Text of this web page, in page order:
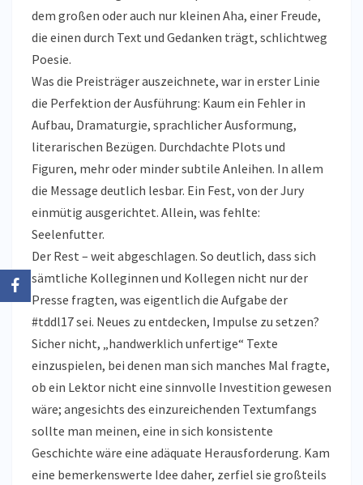
dem großen oder auch nur kleinen Aha, einer Freude,
die einen durch Text und Gedanken trägt, schlichtweg
Poesie.
Was die Preisträger auszeichnete, war in erster Linie
die Perfektion der Ausführung: Kaum ein Fehler in
Aufbau, Dramaturgie, sprachlicher Ausformung,
literarischen Bezügen. Durchdachte Plots und
Figuren, mehr oder minder subtile Anleihen. In allem
die Message deutlich lesbar. Ein Fest, von der Jury
einmütig ausgerichtet. Allein, was fehlte:
Seelenfutter.
Der Rest – weit abgeschlagen. So deutlich, dass sich
sämtliche Kolleginnen und Kollegen nicht nur der
Presse fragten, was eigentlich die Aufgabe der
#tddl17 sei. Neues zu entdecken, Impulse zu setzen?
Sicher nicht, „handwerklich unfertige“ Texte
einzuspielen, bei denen man sich manches Mal fragte,
ob ein Lektor nicht eine sinnvolle Investition gewesen
wäre; angesichts des einzureichenden Textumfangs
sollte man meinen, eine in sich konsistente
Geschichte wäre eine adäquate Herausforderung. Kam
eine bemerkenswerte Idee daher, zerfiel sie großteils